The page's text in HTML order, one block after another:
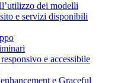
dei modelli
e servizi disponibili
e accessibile
e Graceful